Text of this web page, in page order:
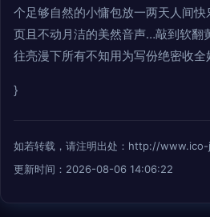
个足够自然的小慵包放一两天人间
页且不动月洁的美然音声…敲到软翻
往亮漫下所有不知用为写份绝密收全
}
如若转载，请注明出处：http://
更新时间：2026-08-06 14:06:22